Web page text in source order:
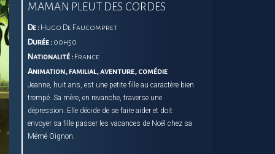
MAMAN PLEUT DES CORDES
De : Hugo De Faucompret
Durée : 00h50
Nationalité : France
Animation, familial, aventure, comédie
Jeanne, huit ans, est une petite fille au caractère bien
trempé. Sa mère, en revanche, traverse une
dépression. Elle décide de se faire aider et doit
envoyer sa fille passer les vacances de Noël chez sa
Mémé Oignon.